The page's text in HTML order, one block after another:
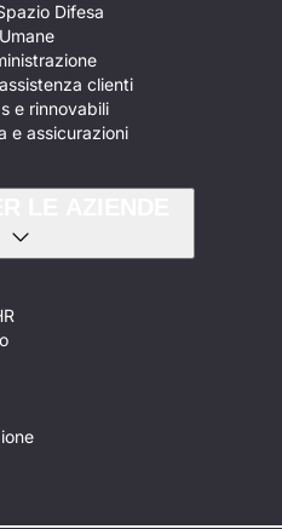
Difesa
clienti
e rinnovabili
e assicurazioni